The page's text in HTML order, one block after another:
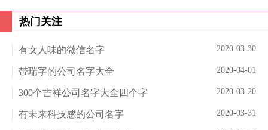
热门关注
2020-03-30
有女人味的微信名字
2020-04-01
带瑞字的公司名字大全
2020-03-20
300个吉祥公司名字大全四个字
2020-03-31
有未来科技感的公司名字